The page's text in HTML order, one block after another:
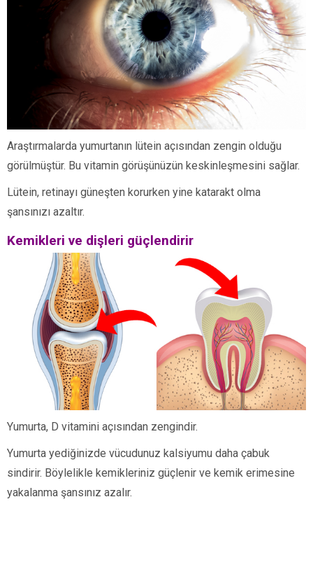
Araştırmalarda yumurtanın lütein açısından zengin olduğu
görülmüştür. Bu vitamin görüşünüzün keskinleşmesini sağlar.
Lütein, retinayı güneşten korurken yine katarakt olma
şansınızı azaltır.
Kemikleri ve dişleri güçlendirir
Yumurta, D vitamini açısından zengindir.
Yumurta yediğinizde vücudunuz kalsiyumu daha çabuk
sindirir. Böylelikle kemikleriniz güçlenir ve kemik erimesine
yakalanma şansınız azalır.